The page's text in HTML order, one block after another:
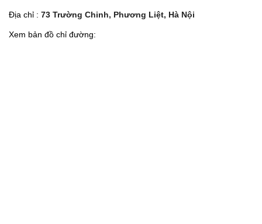
Địa chỉ : 73 Trường Chinh, Phương Liệt, Hà Nội
Xem bản đồ chỉ đường: